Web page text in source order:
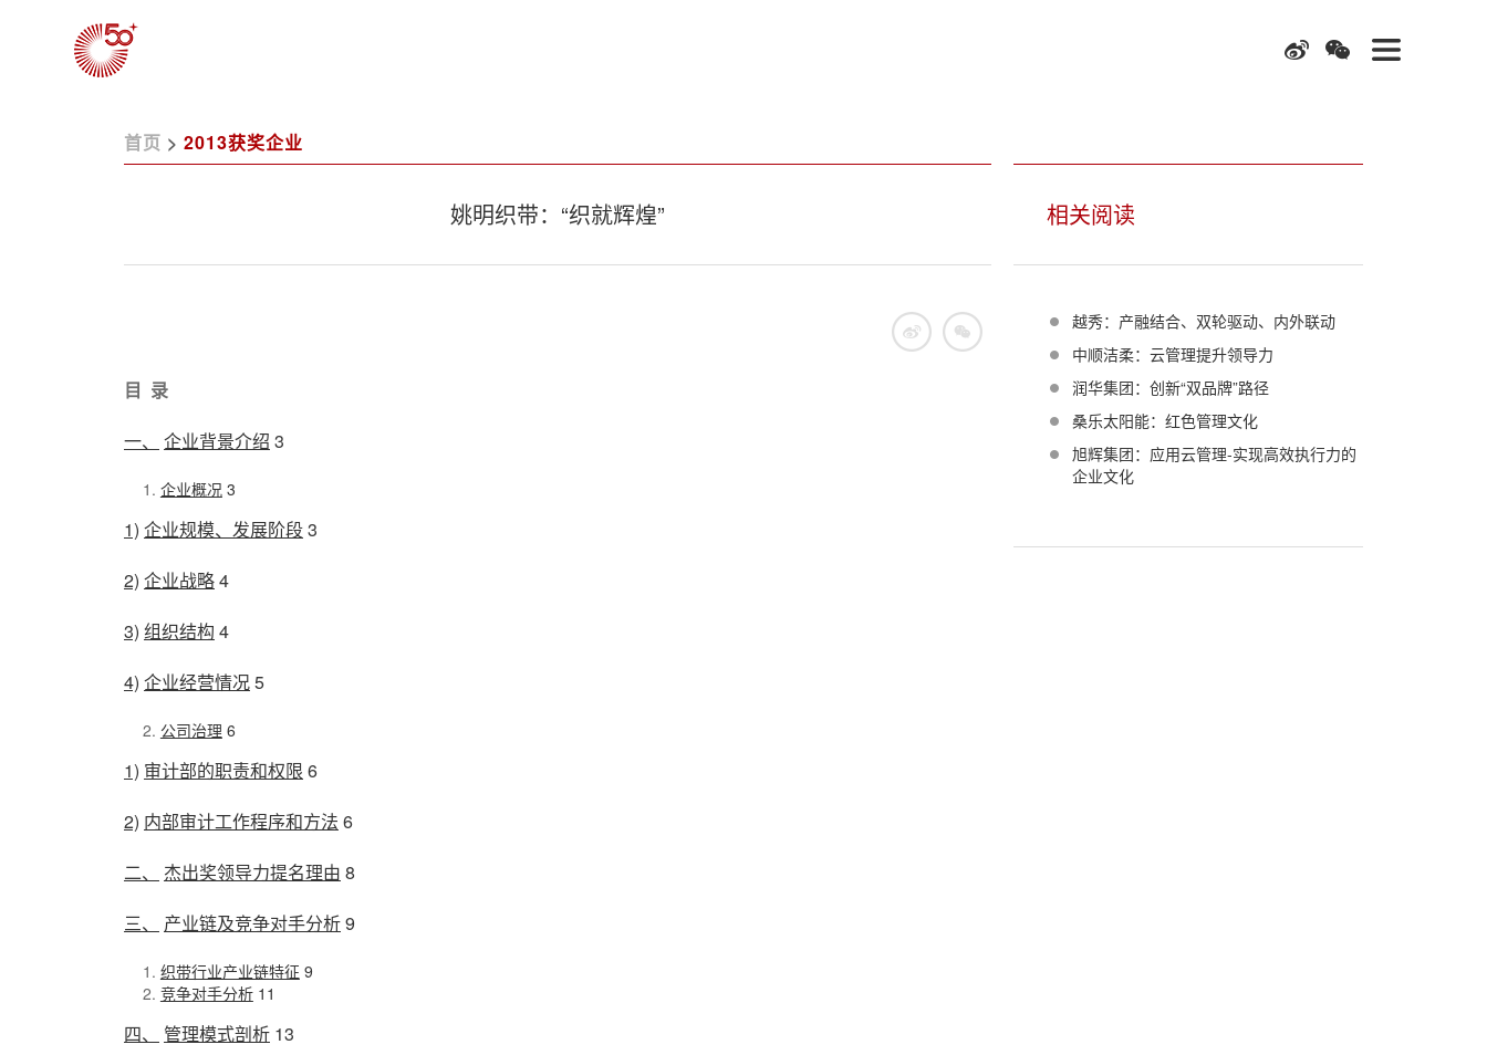
首页 > 2013获奖企业
姚明织带：“织就辉煌”
目 录
一、
企业背景介绍 3
企业概况3
1) 企业规模、发展阶段3
2) 企业战略4
3) 组织结构 4
4) 企业经营情况5
公司治理 6
1) 审计部的职责和权限 6
2) 内部审计工作程序和方法 6
二、
杰出奖领导力提名理由 8
三、
产业链及竞争对手分析9
织带行业产业链特征 9
竞争对手分析11
四、 管理模式剖析 13
相关阅读
越秀：产融结合、双轮驱动、内外联动
中顺洁柔：云管理提升领导力
润华集团：创新“双品牌”路径
桑乐太阳能：红色管理文化
旭辉集团：应用云管理-实现高效执行力的
企业文化